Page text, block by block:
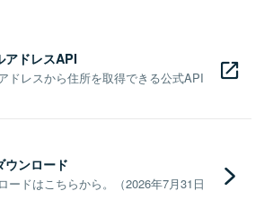
アドレスAPI
ドレスから住所を取得できる公式API
ウンロード
ードはこちらから。（2026年7月31日